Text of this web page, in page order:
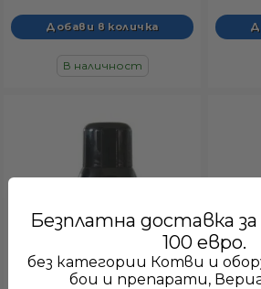
В наличност
Безплатна доставка
100 евро.
без категории Котви и
бои и препарати,